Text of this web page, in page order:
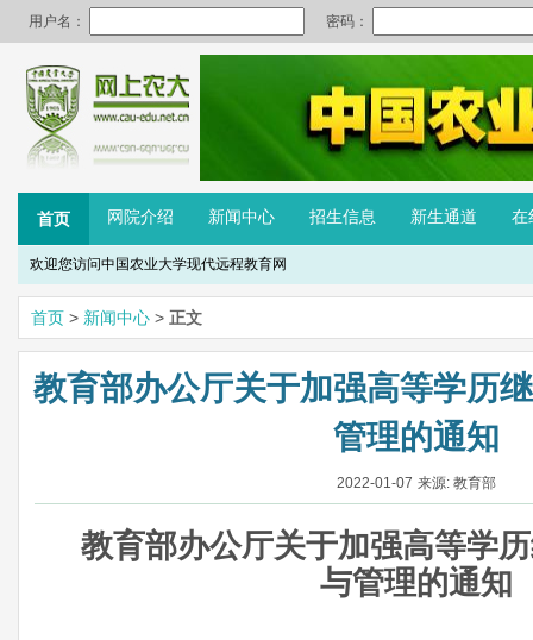
首页
欢迎您访问中国农业大学现代远程教育网
网院介绍 新闻中心 招生信息 新生通道 在
首页 > 新闻中心 > 正文
教育部办公厅关于加强高等学历
管理的通知
2022-01-07 来源: 教育部
教育部办公厅关于加强高等学
与管理的通知